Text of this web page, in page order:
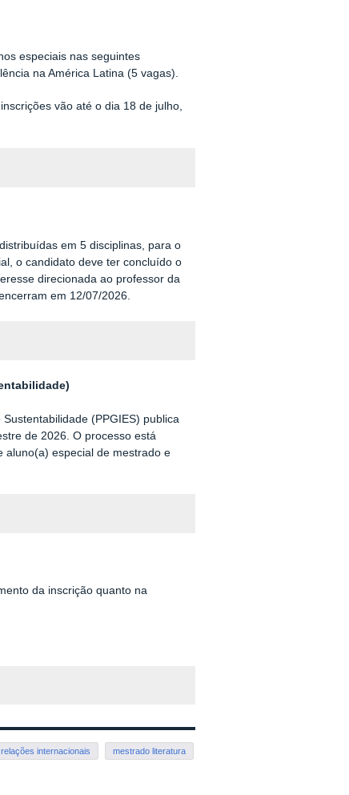
especiais nas seguintes
na América Latina(5 vagas).
vão até o dia 18 de julho,
distribuídas em 5 disciplinas, para o
, o candidato deve ter concluído o
direcionada ao professor da
em 12/07/2026.
(PPGIES) publica
de 2026. O processo está
aluno(a) especial de mestrado e
da inscrição quanto na
internacionais mestrado literatura